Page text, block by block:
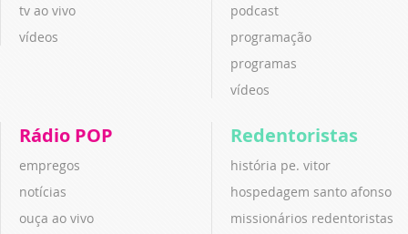
tv ao vivo
vídeos
podcast
programação
programas
vídeos
Rádio POP
empregos
notícias
ouça ao vivo
Redentoristas
história pe. vitor
hospedagem santo afonso
missionários redentoristas